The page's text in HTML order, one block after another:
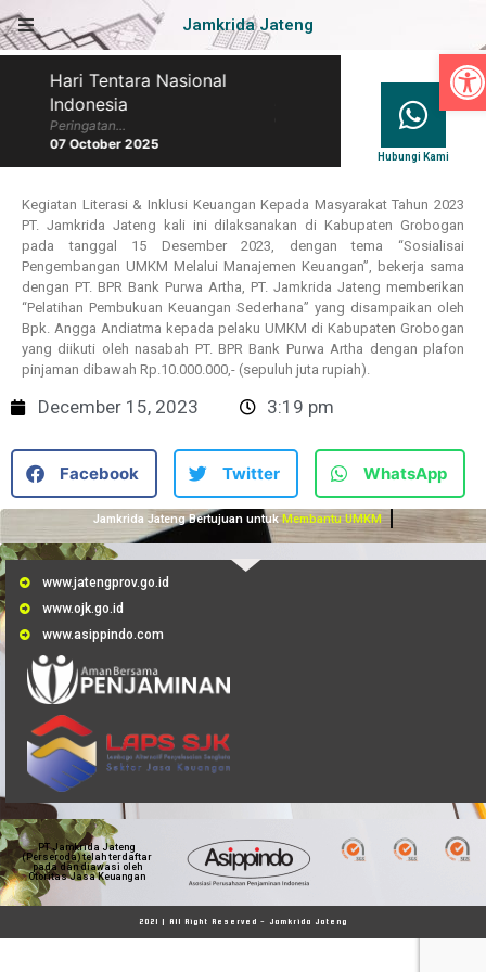
Jamkrida Jateng
Hari Tentara Nasional
Indonesia
Peringatan...
07 October 2025
Hari Batik Nasional
Hubungi Kami
Kegiatan Literasi & Inklusi Keuangan Kepada Masyarakat Tahun 2023
PT. Jamkrida Jateng kali ini dilaksanakan di Kabupaten Grobogan
pada tanggal 15 Desember 2023, dengan tema “Sosialisai
Pengembangan UMKM Melalui Manajemen Keuangan”, bekerja sama
dengan PT. BPR Bank Purwa Artha, PT. Jamkrida Jateng memberikan
“Pelatihan Pembukuan Keuangan Sederhana” yang disampaikan oleh
Bpk. Angga Andiatma kepada pelaku UMKM di Kabupaten Grobogan
yang diikuti oleh nasabah PT. BPR Bank Purwa Artha dengan plafon
pinjaman dibawah Rp.10.000.000,- (sepuluh juta rupiah).
December 15, 2023 3:19 pm
Facebook Twitter WhatsApp
Jamkrida Jateng Bertujuan untuk Membantu UMKM
www.jatengprov.go.id
www.ojk.go.id
www.asippindo.com
PT Jamkrida Jateng
(Perseroda) telah terdaftar
pada dan diawasi oleh
Otoritas Jasa Keuangan
2021 | All Right Reserved - Jamkrida Jateng